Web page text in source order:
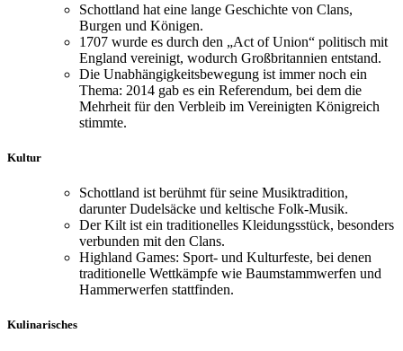
Schottland hat eine lange Geschichte von Clans,
Burgen und Königen.
1707 wurde es durch den „Act of Union“ politisch mit
England vereinigt, wodurch Großbritannien entstand.
Die Unabhängigkeitsbewegung ist immer noch ein
Thema: 2014 gab es ein Referendum, bei dem die
Mehrheit für den Verbleib im Vereinigten Königreich
stimmte.
Kultur
Schottland ist berühmt für seine Musiktradition,
darunter Dudelsäcke und keltische Folk-Musik.
Der Kilt ist ein traditionelles Kleidungsstück, besonders
verbunden mit den Clans.
Highland Games: Sport- und Kulturfeste, bei denen
traditionelle Wettkämpfe wie Baumstammwerfen und
Hammerwerfen stattfinden.
Kulinarisches